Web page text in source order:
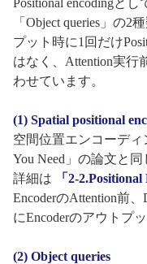
Positional encodingとし
「Object queries」の
プット時に1回だけ
はなく、Attention実行
わせています。
(1) Spatial positional
空間位置エンコーディ
You Need」の論文と
詳細は
「2-2.Positional
EncoderのAttention前、
にEncoderのアウトプ
(2) Object queries